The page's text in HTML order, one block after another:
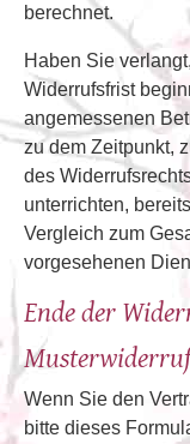
berechnet.
Haben Sie
Widerrufsfrist
angemessenen
zu dem Zeitpunkt,
des
unterrichten,
Vergleich zum
vorgesehenen
Ende der
Wenn Sie den
bitte dieses